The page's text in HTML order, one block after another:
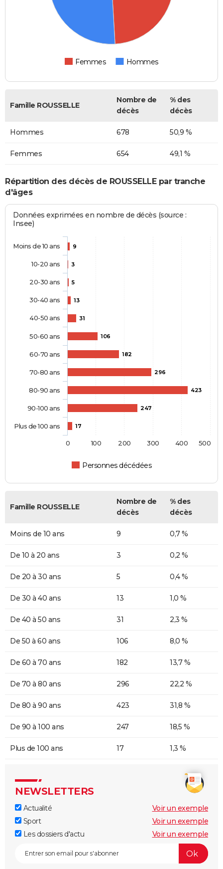
Femmes Hommes
Famille ROUSSELLE
Nombre de
décès
% des
décès
Hommes 678 50,9 %
Femmes 654 49,1 %
Répartition des décès de ROUSSELLE par tranche
d'âges
Données exprimées en nombre de décès (source :
Insee)
9
3
5
13
31
106
182
296
423
247
17
Personnes décédées
Moins de 10 ans
10-20 ans
20-30 ans
30-40 ans
40-50 ans
50-60 ans
60-70 ans
70-80 ans
80-90 ans
90-100 ans
Plus de 100 ans
0 100 200 300 400 500
Famille ROUSSELLE
Nombre de
décès
% des
décès
Moins de 10 ans 9 0,7 %
De 10 à 20 ans 3 0,2 %
De 20 à 30 ans 5 0,4 %
De 30 à 40 ans 13 1,0 %
De 40 à 50 ans 31 2,3 %
De 50 à 60 ans 106 8,0 %
De 60 à 70 ans 182 13,7 %
De 70 à 80 ans 296 22,2 %
De 80 à 90 ans 423 31,8 %
De 90 à 100 ans 247 18,5 %
Plus de 100 ans 17 1,3 %
NEWSLETTERS
Actualité
Voir un exemple
Sport
Voir un exemple
Les dossiers d'actu
Voir un exemple